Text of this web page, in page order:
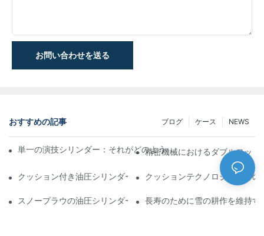
お問い合わせを送る
おすすめの記事 NEWS
ケース
ブログ
単一の演技シリンダー：それがどのように機能するか&一般的な
精密機械におけるダブルロッド
クッション付き油圧シリンダー：寿命を延ばす衝撃&の削減
クッションテクノロジーがど
スノープラウの油圧シリンダー：厳しい冬の状態の重要な機能
長寿のために雪の耕作を維持す